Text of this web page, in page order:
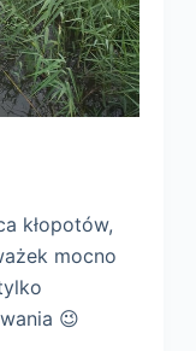
kłopotów,
mocno
😉